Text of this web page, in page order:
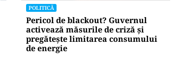
POLITICĂ
Pericol de blackout? Guvernul
activează măsurile de criză și
pregătește limitarea consumului
de energie